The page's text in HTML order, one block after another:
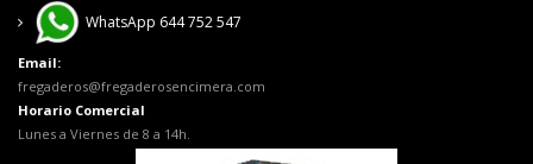
WhatsApp 644 752 547
Email:
fregaderos@fregaderosencimera.com
Horario Comercial
Lunes a Viernes de 8 a 14h.